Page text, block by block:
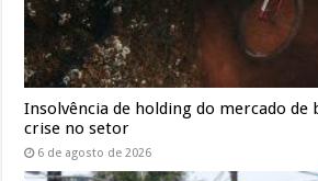
Insolvência de holding do mercado de
crise no setor
6 de agosto de 2026